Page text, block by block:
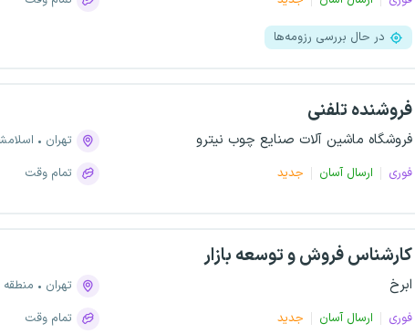
در حال بررسی رزومه‌ها
فروشنده تلفنی
فروشگاه ماشین آلات صنایع چوب نیترو
فوری ارسال آسان جدید
تهران
تمام وقت
کارشناس فروش و توسعه بازار
ابرخ
فوری ارسال آسان جدید
تهران
منطقه ۱۱، میدان انقلاب
تمام وقت